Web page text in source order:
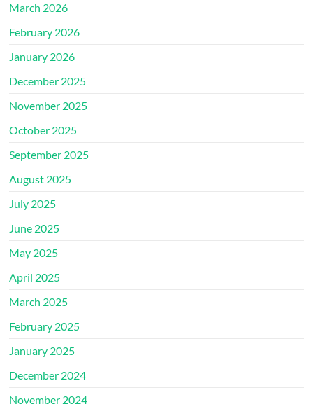
March 2026
February 2026
January 2026
December 2025
November 2025
October 2025
September 2025
August 2025
July 2025
June 2025
May 2025
April 2025
March 2025
February 2025
January 2025
December 2024
November 2024